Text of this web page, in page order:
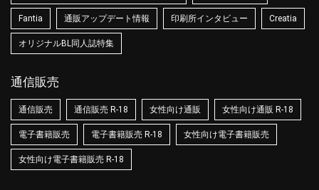
Fantia 通販アップデート情報 印刷所インタビュー Creatia
オリジナルBL同人誌特集
通信販売
通信販売 通信販売 R-18 女性向け通販 女性向け通販 R-18
電子書籍販売 電子書籍販売 R-18 女性向け電子書籍販売
女性向け電子書籍販売 R-18